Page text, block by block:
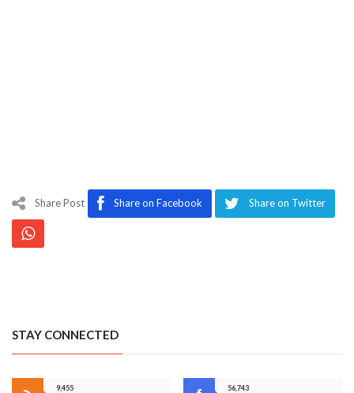
Share Post Share on Facebook Share on Twitter
STAY CONNECTED
9,455
56,743